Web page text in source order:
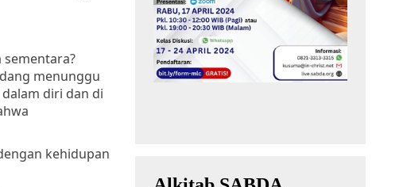
menunggu
diri dan di
kehidupan